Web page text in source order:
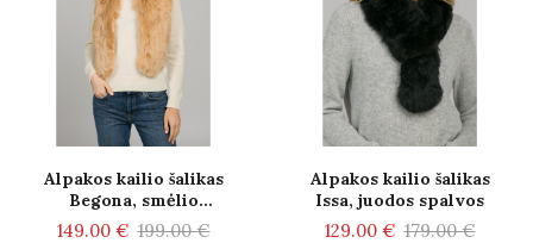
Alpakos kailio šalikas
Begona, smėlio
spalvos
149.00 € 199.00 €
Alpakos kailio šalikas
Issa, juodos spalvos
129.00 € 179.00 €